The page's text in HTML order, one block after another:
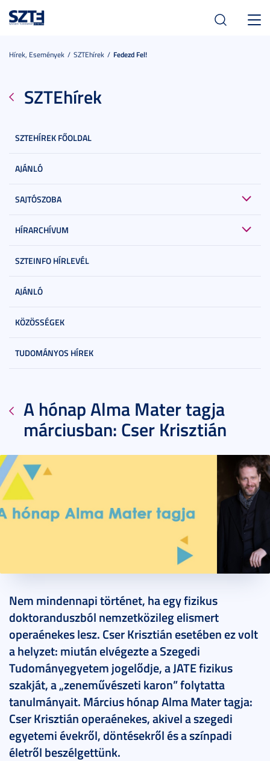
Hírek, Események SZTEhírek Fedezd Fel!
SZTEhírek
SZTEHÍREK FŐOLDAL
AJÁNLÓ
SAJTÓSZOBA
HÍRARCHÍVUM
SZTEINFO HÍRLEVÉL
AJÁNLÓ
KÖZÖSSÉGEK
TUDOMÁNYOS HÍREK
A hónap Alma Mater tagja
márciusban: Cser Krisztián
Nem mindennapi történet, ha egy fizikus
doktoranduszból nemzetközileg elismert
operaénekes lesz. Cser Krisztián esetében ez volt
a helyzet: miután elvégezte a Szegedi
Tudományegyetem jogelődje, a JATE fizikus
szakját, a „zeneművészeti karon” folytatta
tanulmányait. Március hónap Alma Mater tagja:
Cser Krisztián operaénekes, akivel a szegedi
egyetemi évekről, döntésekről és a színpadi
életről beszélgettünk.